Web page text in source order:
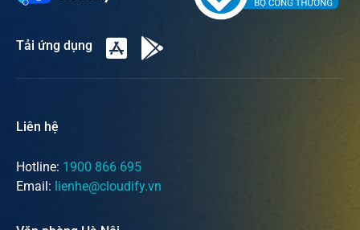
Tải ứng dụng
Liên hệ
Hotline: 1900 866 695
Email: lienhe@cloudify.vn